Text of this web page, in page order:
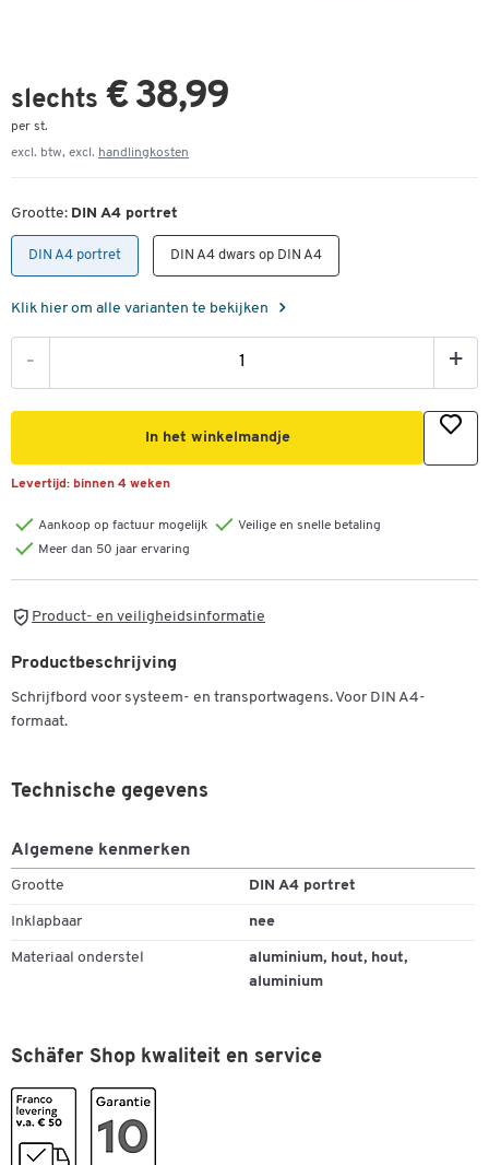
slechts € 38,99
per st.
excl. btw, excl. handlingkosten
Grootte: DIN A4 portret
DIN A4 portret DIN A4 dwars op DIN A4
Klik hier om alle varianten te bekijken
- +
In het winkelmandje
Levertijd: binnen 4 weken
Aankoop op factuur mogelijk
Veilige en snelle betaling
Meer dan 50 jaar ervaring
Product- en veiligheidsinformatie
Productbeschrijving
Schrijfbord voor systeem- en transportwagens. Voor DIN A4-
formaat.
Technische gegevens
Algemene kenmerken
Grootte DIN A4 portret
Inklapbaar nee
Materiaal onderstel
aluminium, hout, hout,
aluminium
Schäfer Shop kwaliteit en service